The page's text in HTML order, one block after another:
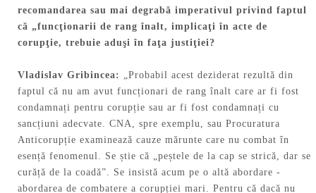
recomandarea sau mai degrabă imperativul privind faptul
că „funcţionarii de rang înalt, implicaţi în acte de
corupţie, trebuie aduşi în faţa justiţiei?
Vladislav Gribincea: „Probabil acest deziderat rezultă din
faptul că nu am avut funcționari de rang înalt care ar fi fost
condamnați pentru corupție sau ar fi fost condamnați cu
sancțiuni adecvate. CNA, spre exemplu, sau Procuratura
Anticorupție examinează cauze mărunte care nu combat în
esență fenomenul. Se știe că „peștele de la cap se strică, dar se
curăță de la coadă”. Se insistă acum pe o altă abordare -
abordarea de combatere a corupției mari. Pentru că dacă nu